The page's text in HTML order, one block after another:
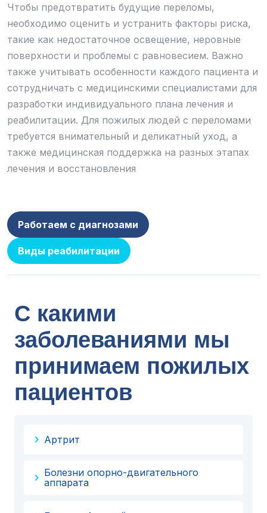
Чтобы предотвратить будущие переломы,
необходимо оценить и устранить факторы риска,
такие как недостаточное освещение, неровные
поверхности и проблемы с равновесием. Важно
также учитывать особенности каждого пациента и
сотрудничать с медицинскими специалистами для
разработки индивидуального плана лечения и
реабилитации. Для пожилых людей с переломами
требуется внимательный и деликатный уход, а
также медицинская поддержка на разных этапах
лечения и восстановления
Работаем с диагнозами
Виды реабилитации
С какими
заболеваниями мы
принимаем пожилых
пациентов
Артрит
Болезни опорно-двигательного
аппарата